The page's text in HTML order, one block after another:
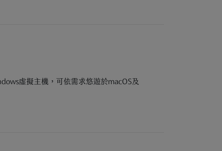
虛擬主機，可依需求悠遊於macOS及